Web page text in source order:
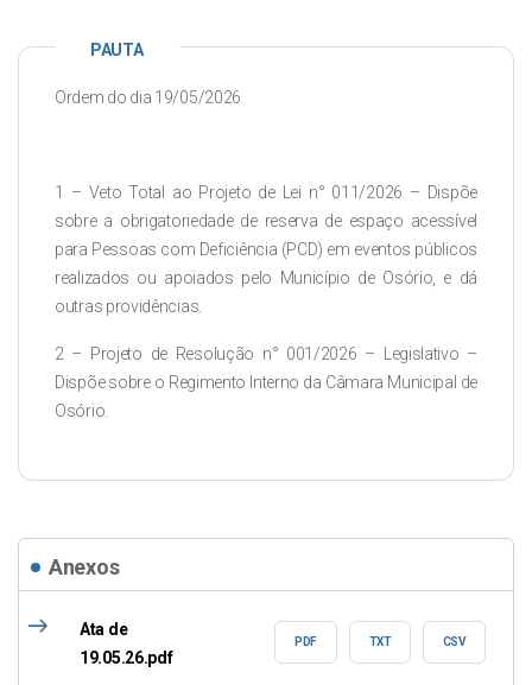
PAUTA
Ordem do dia 19/05/2026
1 – Veto Total ao Projeto de Lei n° 011/2026 – Dispõe
sobre a obrigatoriedade de reserva de espaço acessível
para Pessoas com Deficiência (PCD) em eventos públicos
realizados ou apoiados pelo Município de Osório, e dá
outras providências.
2 – Projeto de Resolução n° 001/2026 – Legislativo –
Dispõe sobre o Regimento Interno da Câmara Municipal de
Osório.
Anexos
east
Ata de
19.05.26.pdf
PDF TXT CSV